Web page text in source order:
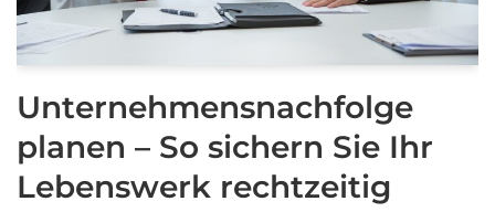
Unternehmensnachfolge
planen – So sichern Sie Ihr
Lebenswerk rechtzeitig